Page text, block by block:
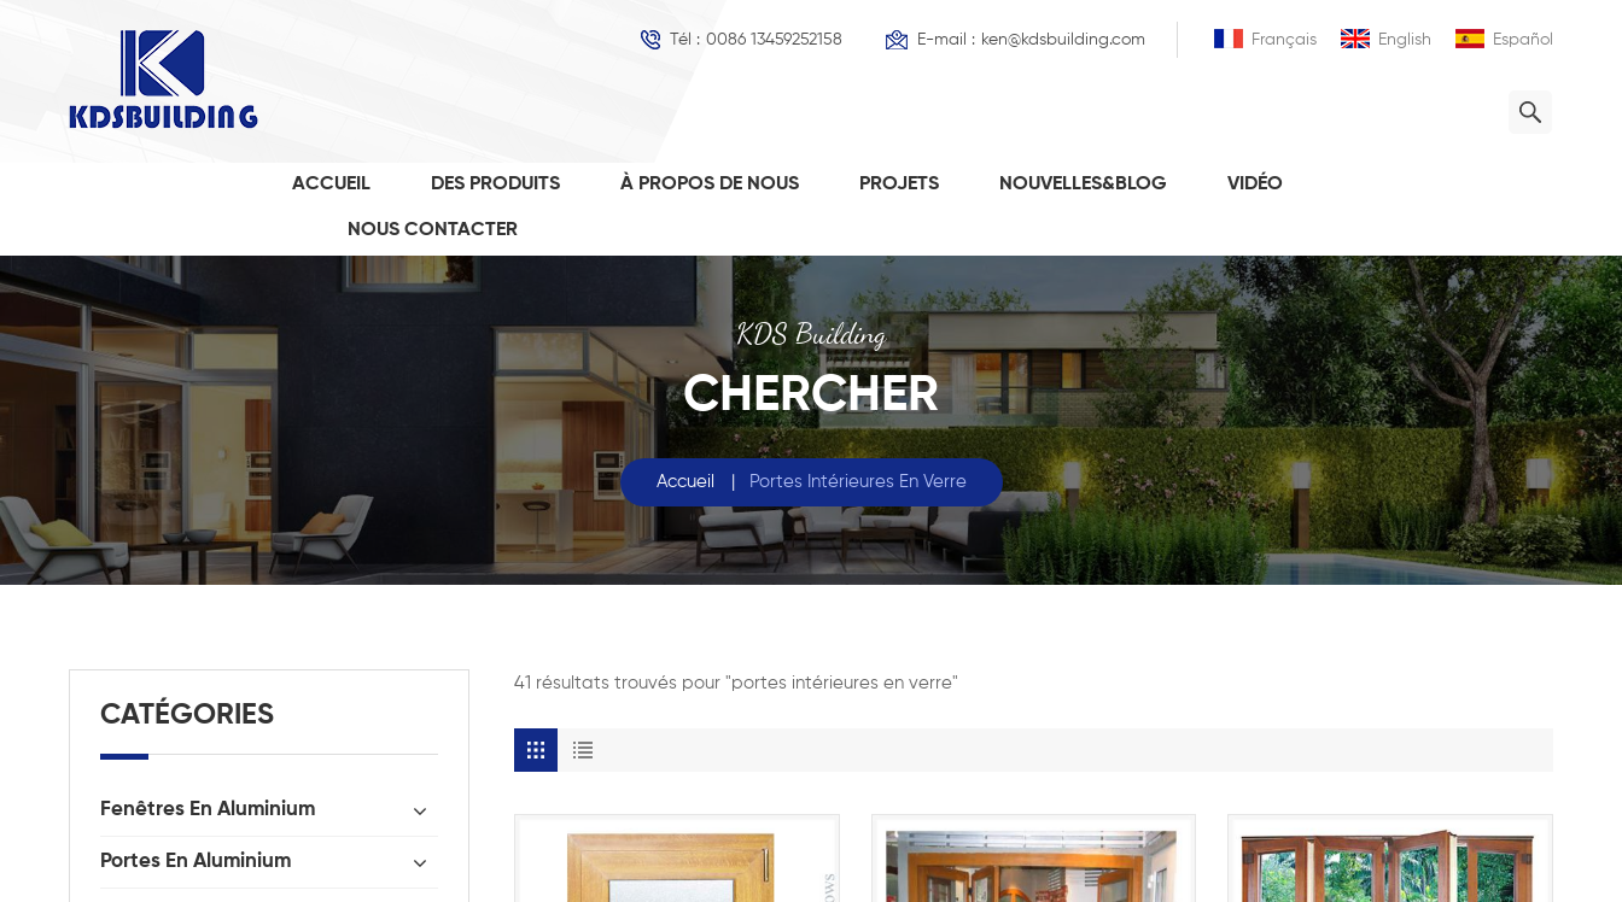
Français English Español
Tél : 0086 13459252158 E-mail : ken@kdsbuilding.com
ACCUEIL DES PRODUITS À PROPOS DE NOUS PROJETS NOUVELLES&BLOG VIDÉO
NOUS CONTACTER
KDS Building
CHERCHER
Accueil | Portes Intérieures En Verre
41 résultats trouvés pour "portes intérieures en verre"
CATÉGORIES
Fenêtres En Aluminium
Portes En Aluminium